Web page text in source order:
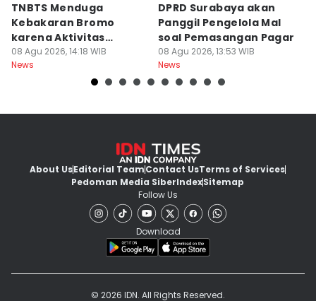
TNBTS Menduga
Kebakaran Bromo
karena Aktivitas
Manusia
08 Agu 2026, 14:18 WIB
News
DPRD Surabaya akan
Panggil Pengelola Mal
soal Pemasangan Pagar
08 Agu 2026, 13:53 WIB
News
About UsEditorial TeamContact UsTerms of Services
Pedoman Media SiberIndexSitemap
Follow Us
Download
© 2026 IDN. All Rights Reserved.